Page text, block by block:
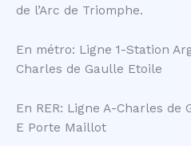
de l’Arc de Triomphe.
En métro: Ligne 1-Station
Charles de Gaulle Etoile
En RER: Ligne A-Charles de
E Porte Maillot